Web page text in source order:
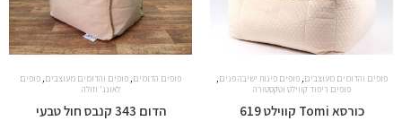
פופים והדומים מעוצבים,פופים פינות ישיבה פנים,
פופים ריפוד קווילט וטקסטורה
כורסא Tomi קווילט 619
פופים הדומים, פופים והדומים מעוצבים, פופים
לאונג' וזולה
הדום 343 קנבס חול טבעי